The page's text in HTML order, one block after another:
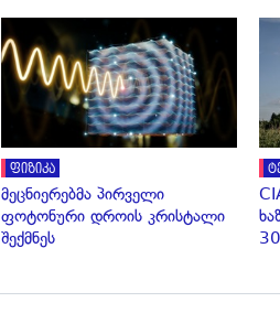
ფიზიკა
მეცნიერებმა პირველი
ფოტონური დროის კრისტალი
შექმნეს